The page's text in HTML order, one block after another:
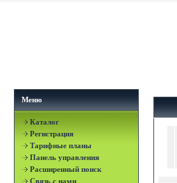
Меню
Каталог
Регистрация
Тарифные планы
Панель управления
Расширенный поиск
Связь с нами